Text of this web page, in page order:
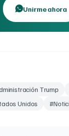
Unirme ahora
Trump
Unidos #